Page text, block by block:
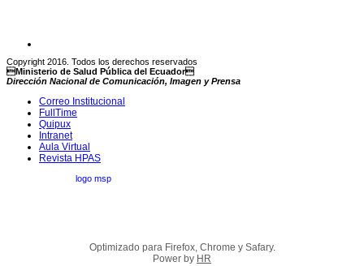
Copyright 2016. Todos los derechos reservados
Ministerio de Salud Pública del Ecuador
Dirección Nacional de Comunicación, Imagen y Prensa
Correo Institucional
FullTime
Quipux
Intranet
Aula Virtual
Revista HPAS
Optimizado para Firefox, Chrome y Safary.
Power by HR